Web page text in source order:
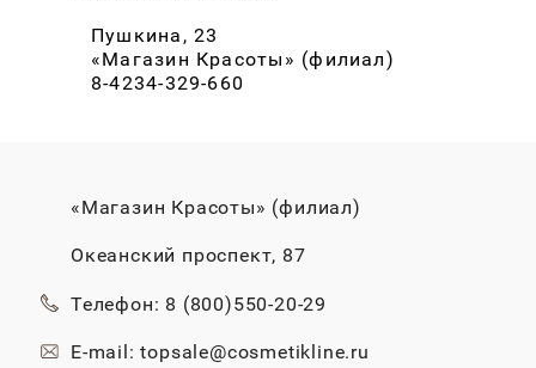
Пушкина, 23
«Магазин Красоты» (филиал)
8-4234-329-660
«Магазин Красоты» (филиал)
Океанский проспект, 87
Телефон: 8 (800)550-20-29
E-mail: topsale@cosmetikline.ru